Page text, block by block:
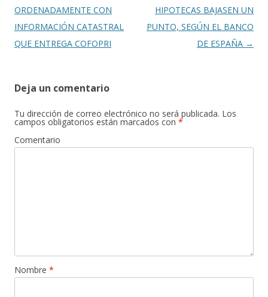
entradas
ORDENADAMENTE CON
INFORMACIÓN CATASTRAL
QUE ENTREGA COFOPRI
HIPOTECAS BAJASEN UN
PUNTO, SEGÚN EL BANCO
DE ESPAÑA →
Deja un comentario
Tu dirección de correo electrónico no será publicada. Los
campos obligatorios están marcados con *
Comentario
Nombre *